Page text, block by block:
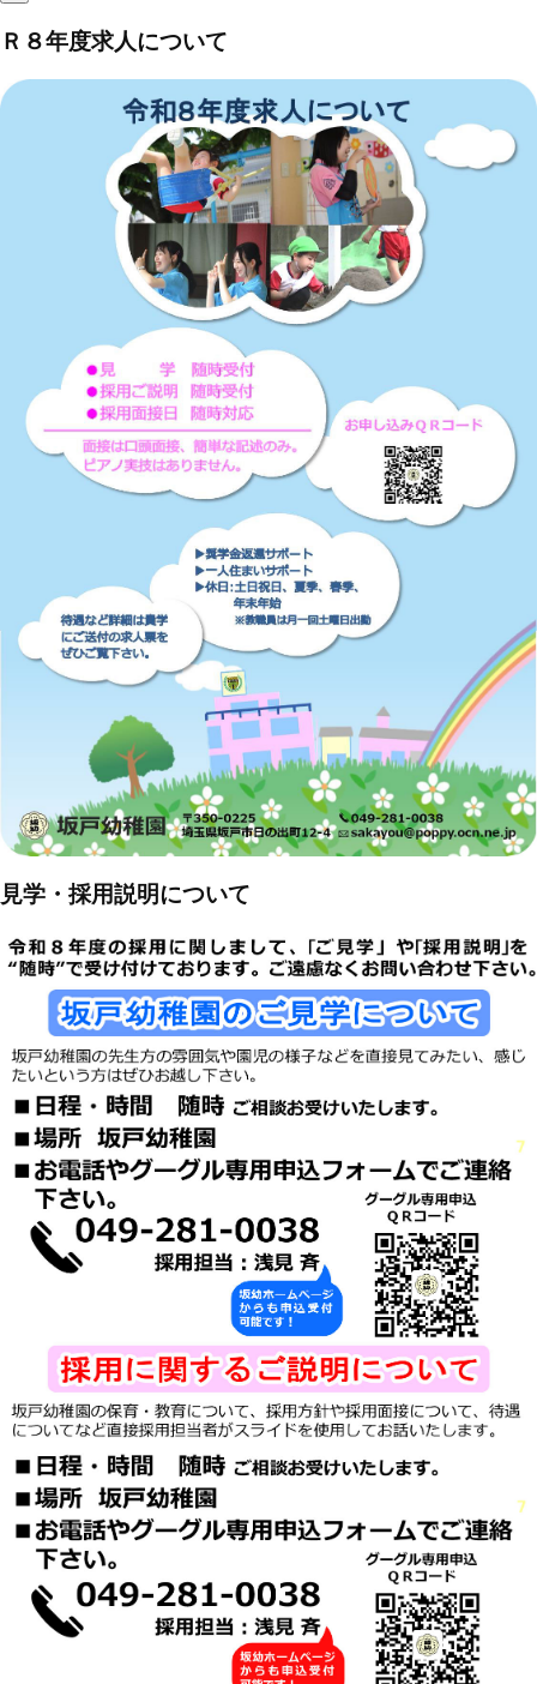
Ｒ８年度求人について
見学・採用説明について